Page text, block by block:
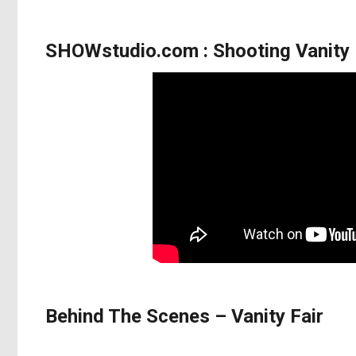
SHOWstudio.com : Shooting Vanity
Behind The Scenes – Vanity Fair